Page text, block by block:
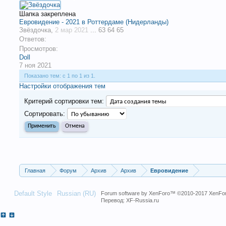
Шапка закреплена
Евровидение - 2021 в Роттердаме (Нидерланды)
Звёздочка, 2 мар 2021 ... 63 64 65
Ответов:
Просмотров:
Doll
7 ноя 2021
Показано тем: с 1 по 1 из 1.
Настройки отображения тем
Критерий сортировки тем:
Сортировать:
Главная Форум Архив Архив Евровидение
Default Style Russian (RU) Forum software by XenForo™©2010-2017
Перевод:XF-Russia.ru